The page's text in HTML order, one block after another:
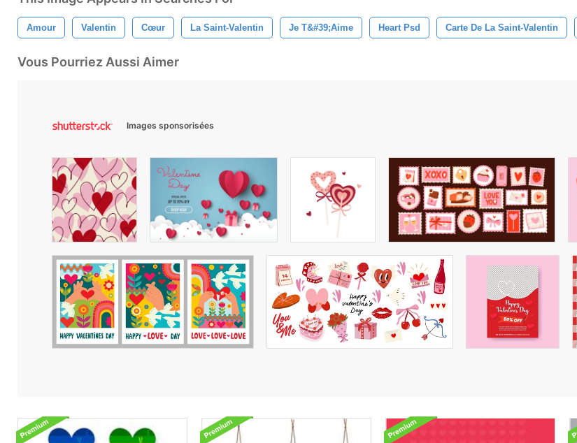
Amour Valentin Cœur La Saint-Valentin Je T&#39;aime Heart Psd Carte De La Saint-Valentin
Vous Pourriez Aussi Aimer
Images sponsorisées